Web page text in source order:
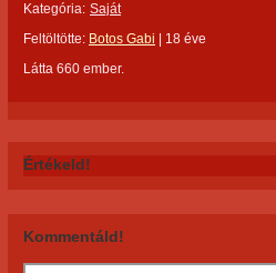
Kategória: Saját
Feltöltötte: Botos Gabi
18 éve
Látta 660 ember.
Értékeld!
Kommentáld!